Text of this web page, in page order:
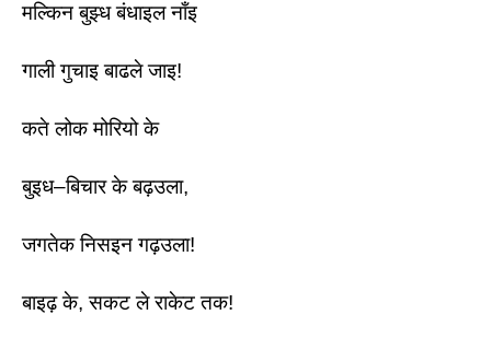
मल्किन बुझ्ध बंधाइल नाँइ
गाली गुचाइ बाढले जाइ!
कते लोक मोरियो के
बुइध–बिचार के बढ़उला,
जगतेक निसइन गढ़उला!
बाइढ़ के, सकट ले राकेट तक!